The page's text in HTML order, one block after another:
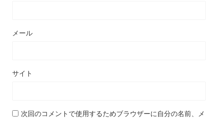
メール
サイト
次回のコメントで使用するためブラウザーに自分の名前、メ